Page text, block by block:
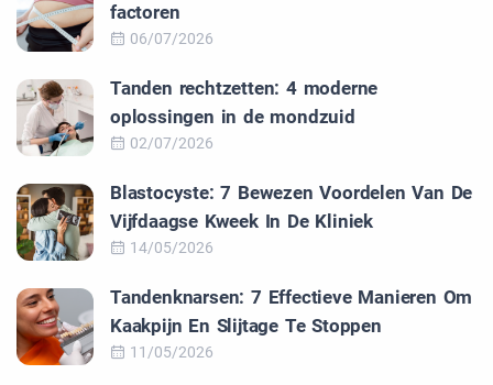
factoren
06/07/2026
Tanden rechtzetten: 4 moderne
oplossingen in de mondzuid
02/07/2026
Blastocyste: 7 Bewezen Voordelen Van De
Vijfdaagse Kweek In De Kliniek
14/05/2026
Tandenknarsen: 7 Effectieve Manieren Om
Kaakpijn En Slijtage Te Stoppen
11/05/2026